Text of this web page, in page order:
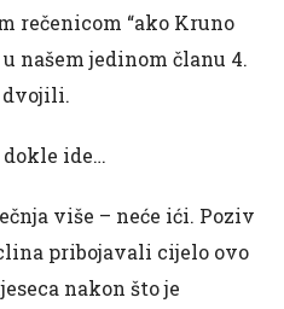
rečenicom “ako Kruno
našem jedinom članu 4.
dvojili.
dokle ide…
više – neće ići. Poziv
pribojavali cijelo ovo
nakon što je